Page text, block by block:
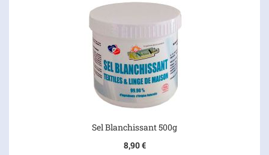
Sel Blanchissant 500g
8,90 €